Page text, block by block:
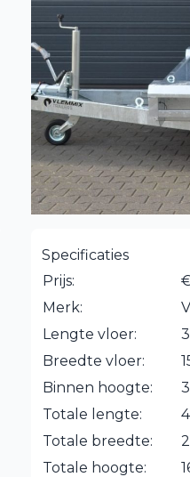
Specificaties
Prijs:
Merk:
Lengte vloer:
Breedte vloer:
Binnen hoogte:
Totale lengte:
Totale breedte:
Totale hoogte: